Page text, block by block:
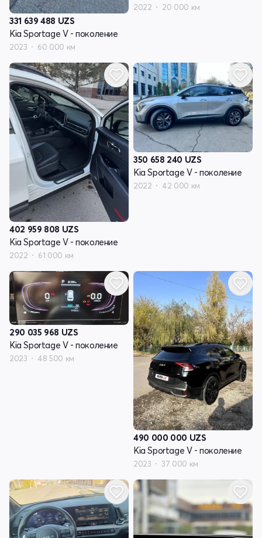
331 639 488 UZS
Kia Sportage V - поколение
2023 60 000 км
2022 20 000 км
402 959 808 UZS
Kia Sportage V - поколение
2022 61 000 км
350 658 240 UZS
Kia Sportage V - поколение
2022 42 000 км
290 035 968 UZS
Kia Sportage V - поколение
2023 48 500 км
490 000 000 UZS
Kia Sportage V - поколение
2023 37 000 км